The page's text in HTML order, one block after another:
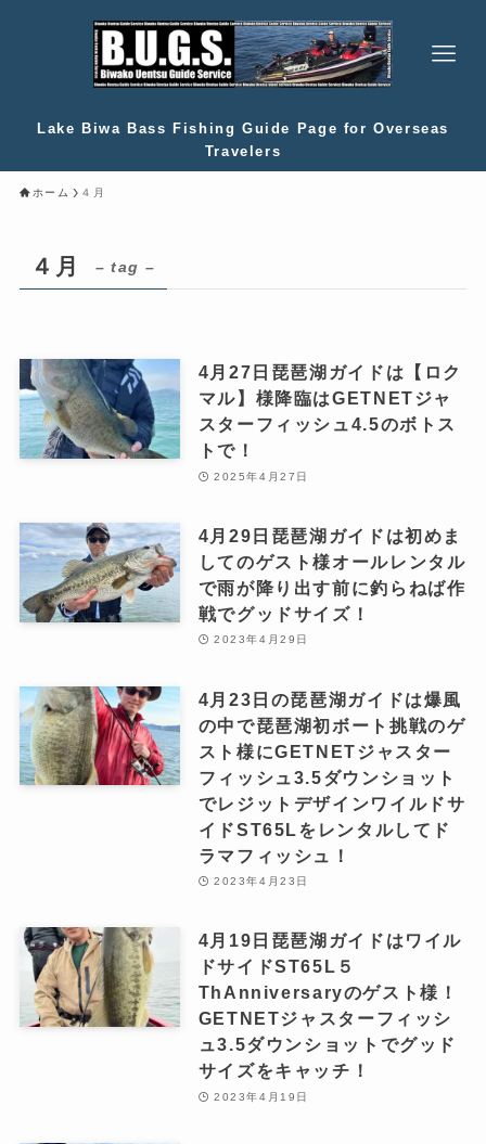
Lake Biwa Bass Fishing Guide Page for Overseas
Travelers
ホーム ４月
４月 – tag –
4月27日琵琶湖ガイドは【ロク
マル】様降臨はGETNETジャ
スターフィッシュ4.5のボトス
トで！
2025年4月27日
4月29日琵琶湖ガイドは初めま
してのゲスト様オールレンタル
で雨が降り出す前に釣らねば作
戦でグッドサイズ！
2023年4月29日
4月23日の琵琶湖ガイドは爆風
の中で琵琶湖初ボート挑戦のゲ
スト様にGETNETジャスター
フィッシュ3.5ダウンショット
でレジットデザインワイルドサ
イドST65Lをレンタルしてド
ラマフィッシュ！
2023年4月23日
4月19日琵琶湖ガイドはワイル
ドサイドST65L５
ThAnniversaryのゲスト様！
GETNETジャスターフィッシ
ュ3.5ダウンショットでグッド
サイズをキャッチ！
2023年4月19日